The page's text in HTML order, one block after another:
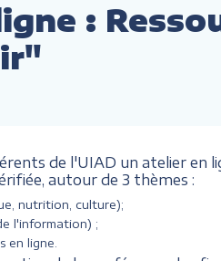
:
de l'UIAD un atelier
autour de 3 thèmes :
nutrition, culture);
l'information) ;
en ligne.